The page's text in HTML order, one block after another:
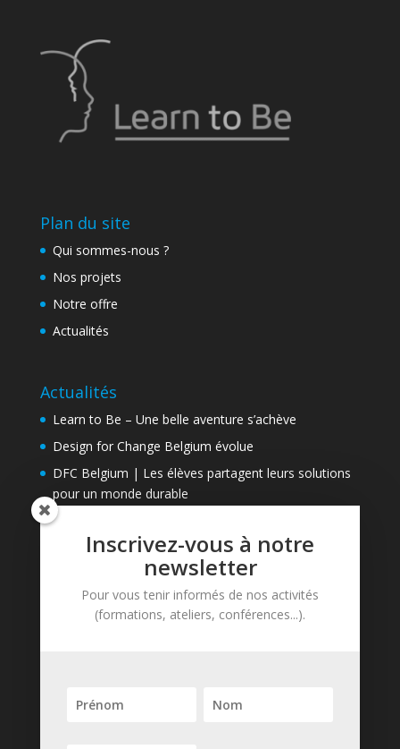
Plan du site
Qui sommes-nous ?
Nos projets
Notre offre
Actualités
Actualités
Learn to Be – Une belle aventure s’achève
Design for Change Belgium évolue
DFC Belgium | Les élèves partagent leurs solutions
pour un monde durable
Contact
Avenue de Tervueren, 81
B-1040 Bruxelles
Newsletter
Inscrivez-vous à notre
newsletter
Pour vous tenir informés de nos activités
(formations, ateliers, conférences...).